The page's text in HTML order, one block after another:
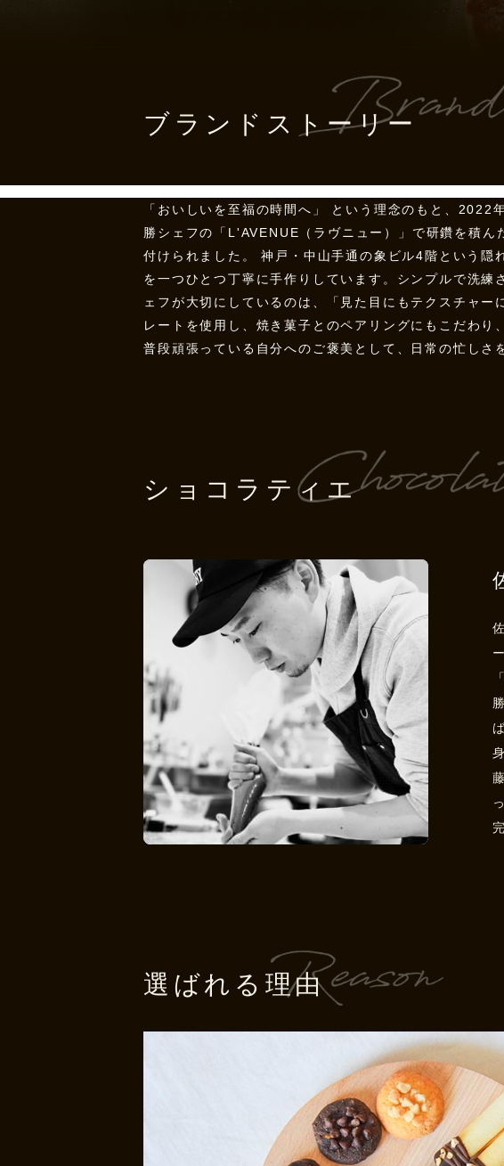
ブランドストーリー
「おいしいを至福の時間へ」 という理念のもと、
勝シェフの「L'AVENUE（ラヴニュー）」で研鑽を積
付けられました。 神戸・中山手通の象ビル4階という隠
を一つひとつ丁寧に手作りしています。シンプルで洗
ェフが大切にしているのは、「見た目にもテクスチャ
レートを使用し、焼き菓子とのペアリングにもこだわ
普段頑張っている自分へのご褒美として、日常の忙しさ
ショコラティエ
選ばれる理由